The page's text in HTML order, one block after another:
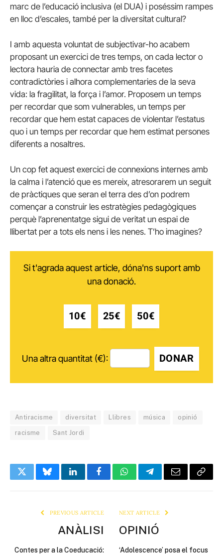
marc de l’educació inclusiva (el DUA) i poséssim rampes
en lloc d’escales, també per la diversitat cultural?
I amb aquesta voluntat de subjectivar-ho acabem
proposant un exercici de tres temps, on cada lector o
lectora hauria de connectar amb tres facetes
contradictòries i alhora complementaries de la seva
vida: la fragilitat, la força i l’amor. Proposem un temps
per recordar que som vulnerables, un temps per
recordar que hem estat capaces de violentar l’estatus
quo i un temps per recordar que hem estimat persones
diferents a nosaltres.
Un cop fet aquest exercici de connexions internes amb
la calma i l’atenció que es mereix, atresorarem un seguit
de pràctiques que seran el terra des d’on podrem
començar a construir les estratègies pedagògiques
perquè l’aprenentatge sigui de veritat un espai de
llibertat per a tots els nens i les nenes. T’ho imagines?
Si t'agrada aquest article, dóna'ns suport amb
una donació.
10€ 25€ 50€
Una altra quantitat (€): DONAR
Antiracisme diversitat Llibres música opinió
racisme Sant Jordi
TwitterBlueskyLinkedInFacebookWhatsAppTelegramEmail Copy
PREVIOUS ARTICLE
ANÀLISI
Contes per a la Coeducació:
NEXT ARTICLE
OPINIÓ
‘Adolescence’ posa el focus